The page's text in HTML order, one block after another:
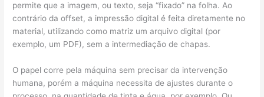
permite que a imagem, ou texto, seja “fixado” na folha. Ao
contrário da offset, a impressão digital é feita diretamente no
material, utilizando como matriz um arquivo digital (por
exemplo, um PDF), sem a intermediação de chapas.
O papel corre pela máquina sem precisar da intervenção
humana, porém a máquina necessita de ajustes durante o